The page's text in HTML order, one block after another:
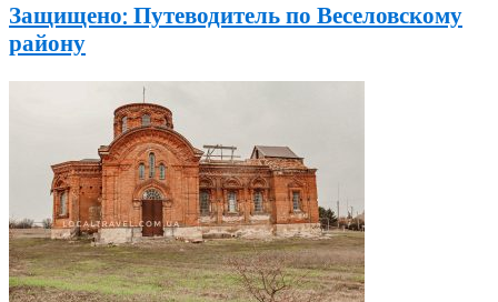
Защищено: Путеводитель по Веселовскому
району